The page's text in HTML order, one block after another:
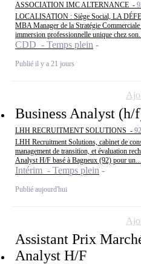
ASSOCIATION IMC ALTERNANCE -
LOCALISATION : Siège Social, LA
MBA Manager de la Stratégie
immersion professionnelle unique chez
CDD - Temps plein
Publié il y a 21 jours
Business Analyst (h/
LHH RECRUITMENT SOLUTIONS -
LHH Recruitment Solutions, cabinet de
management de transition, et évaluation
Analyst H/F basé à Bagneux (92) pour un...
Intérim - Temps plein
Publié aujourd'hui
Assistant Prix
Analyst H/F